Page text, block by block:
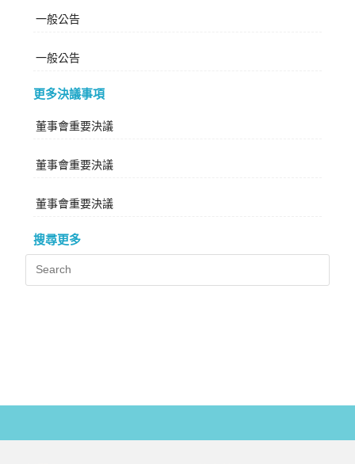
一般公告
一般公告
更多決議事項
董事會重要決議
董事會重要決議
董事會重要決議
搜尋更多